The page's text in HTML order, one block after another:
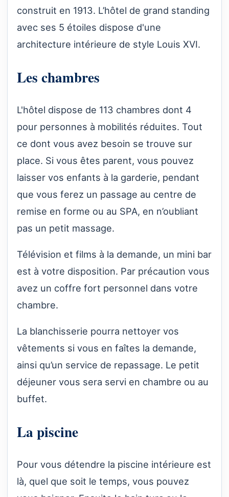
construit en 1913. L’hôtel de grand standing
avec ses 5 étoiles dispose d'une
architecture intérieure de style Louis XVI.
Les chambres
L'hôtel dispose de 113 chambres dont 4
pour personnes à mobilités réduites. Tout
ce dont vous avez besoin se trouve sur
place. Si vous êtes parent, vous pouvez
laisser vos enfants à la garderie, pendant
que vous ferez un passage au centre de
remise en forme ou au SPA, en n’oubliant
pas un petit massage.
Télévision et films à la demande, un mini bar
est à votre disposition. Par précaution vous
avez un coffre fort personnel dans votre
chambre.
La blanchisserie pourra nettoyer vos
vêtements si vous en faîtes la demande,
ainsi qu’un service de repassage. Le petit
déjeuner vous sera servi en chambre ou au
buffet.
La piscine
Pour vous détendre la piscine intérieure est
là, quel que soit le temps, vous pouvez